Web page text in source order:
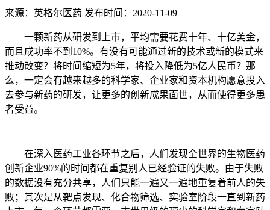
来源：英格尔医药 发布时间：2020-11-09
一颗新药从研发到上市，平均需要花费十年、十亿美金，
而且成功率不到10%。有没有可能通过新的技术或新的模式来
推动改变？将时间缩短为5年，将投入降低为5亿人民币？那
么，一定会有越来越多的科学家、企业家和资本机构愿意投入
去参与新药的研发，让更多的创新成果面世，从而使得更多患
者受益。
在深入医药工业各环节之后，人们发现全世界的生物医药
创新企业90%的时间都在重复别人已经验证的失败。由于失败
的数据没有充分共享，人们只能一遍又一遍地重复着前人的失
败；其次是从靶点发现、化合物筛选、实验室阶段一直到新药